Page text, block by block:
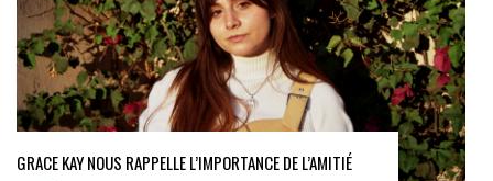
GRACE KAY NOUS RAPPELLE L’IMPORTANCE DE L’AMITIÉ